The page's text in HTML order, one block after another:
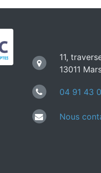
11,
13011
04 91 43
Nous